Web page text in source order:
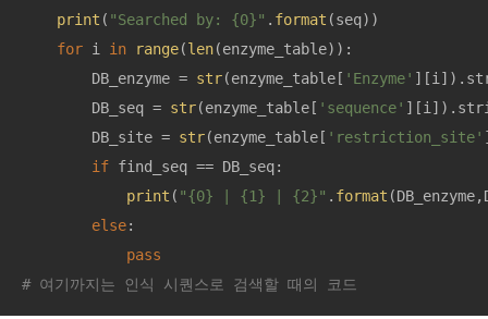
print ( "Searched by: {0}" . format (seq))
for i in range(len(enzyme_table)):
        DB_enzyme =
str(enzyme_table[ 'Enzyme'
        DB_seq =
str(enzyme_table[ 'sequence'
        DB_site =
str(enzyme_table[ 'restriction_site'
if find_seq == DB_seq:
print ( "{0} | {1} | {2}" . format
else:
pass
# 여기까지는 인식 시퀀스로 검색할 때의 코드